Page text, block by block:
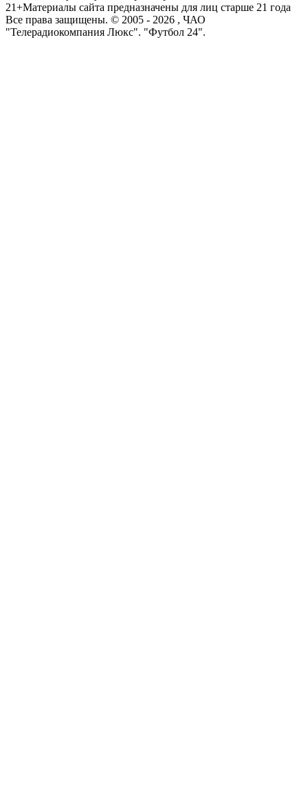
21+Материалы сайта предназначены для лиц старше 21 года
Все права защищены. © 2005 - 2026 , ЧАО
"Телерадиокомпания Люкс". "Футбол 24".